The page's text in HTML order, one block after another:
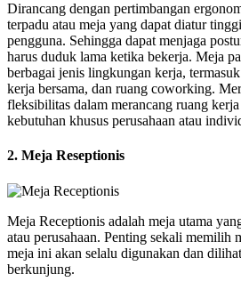
Dirancang dengan pertimbangan
terpadu atau meja yang dapat diatur
pengguna. Sehingga dapat menjaga
harus duduk lama ketika bekerja. Meja
berbagai jenis lingkungan kerja,
kerja bersama, dan ruang coworking.
fleksibilitas dalam merancang ruang
kebutuhan khusus perusahaan atau
2. Meja Reseptionis
Meja Receptionis adalah meja utama
atau perusahaan. Penting sekali memilih
meja ini akan selalu digunakan dan
berkunjung.